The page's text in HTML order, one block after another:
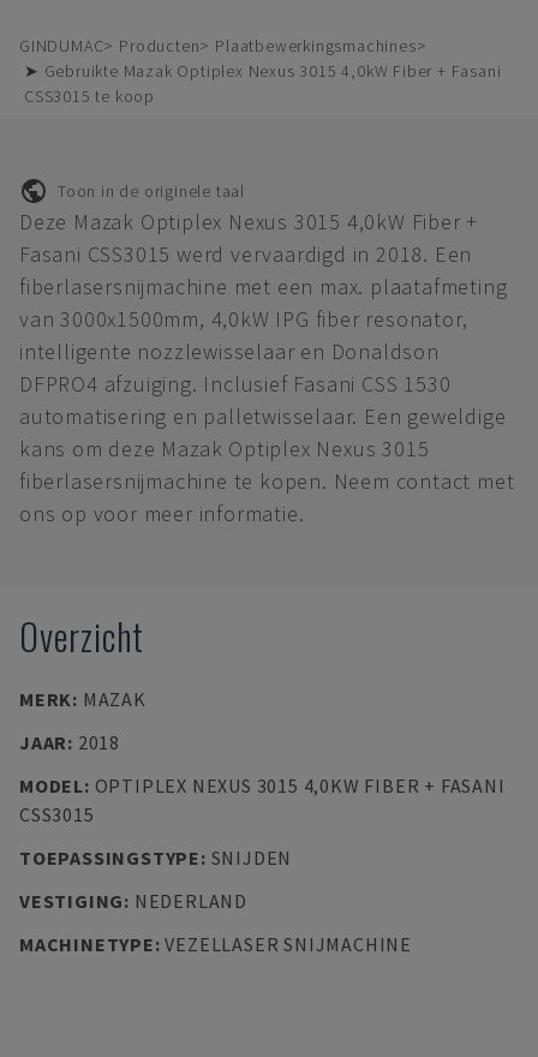
GINDUMAC Producten
Plaatbewerkingsmachines
➤ Gebruikte Mazak Optiplex Nexus 3015 4,0kW Fiber + Fasani
CSS3015 te koop
Toon in de originele taal
Deze Mazak Optiplex Nexus 3015 4,0kW Fiber +
Fasani CSS3015 werd vervaardigd in 2018. Een
fiberlasersnijmachine met een max. plaatafmeting
van 3000x1500mm, 4,0kW IPG fiber resonator,
intelligente nozzlewisselaar en Donaldson
DFPRO4 afzuiging. Inclusief Fasani CSS 1530
automatisering en palletwisselaar. Een geweldige
kans om deze Mazak Optiplex Nexus 3015
fiberlasersnijmachine te kopen. Neem contact met
ons op voor meer informatie.
Overzicht
MERK: MAZAK
JAAR: 2018
MODEL: OPTIPLEX NEXUS 3015 4,0KW FIBER + FASANI
CSS3015
TOEPASSINGSTYPE: SNIJDEN
VESTIGING: NEDERLAND
MACHINETYPE:VEZELLASER SNIJMACHINE